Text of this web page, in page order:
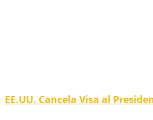
EE.UU. Cancela Visa al